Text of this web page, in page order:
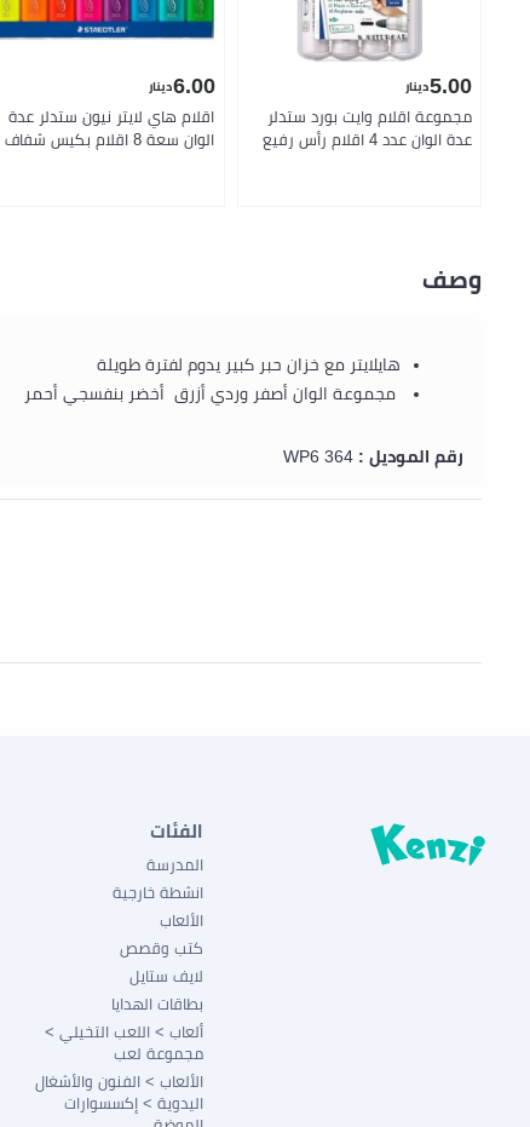
5.00دينار
مجموعة اقلام وايت بورد ستدلر
عدة الوان عدد 4 اقلام رأس رفيع
6.00دينار
اقلام هاي لايتر نيون ستدلر عدة
الوان سعة 8 اقلام بكيس شفاف
وصف
هايلايتر مع خزان حبر كبير يدوم لفترة طويلة
مجموعة الوان أصفر وردي أزرق أخضر بنفسجي أحمر
رقم الموديل : 364 WP6
الفئات
المدرسة
انشطة خارجية
الألعاب
كتب وقصص
لايف ستايل
بطاقات الهدايا
ألعاب > اللعب التخيلي >
مجموعة لعب
الألعاب > الفنون والأشغال
اليدوية > إكسسوارات